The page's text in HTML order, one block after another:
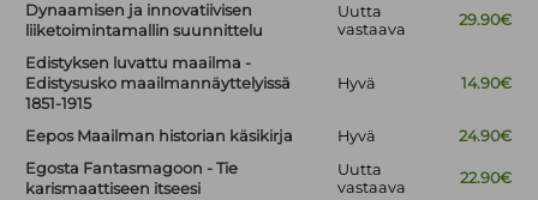
Dynaamisen ja innovatiivisen
liiketoimintamallin suunnittelu
Uutta
vastaava
29.90€
Edistyksen luvattu maailma -
Edistysusko maailmannäyttelyissä
1851-1915
Hyvä 14.90€
Eepos Maailman historian käsikirja Hyvä
24.90€
Egosta Fantasmagoon - Tie
karismaattiseen itseesi
Uutta
vastaava
22.90€